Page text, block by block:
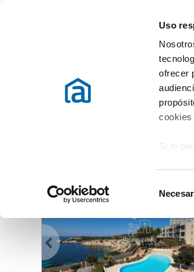
Uso
ofrecer
cookies
Si lo
en la
e
e
c
c
Alquiler pisos Illes Balears Alquiler
(0 viviendas)